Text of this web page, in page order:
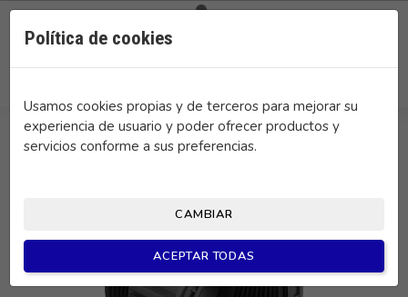
Política de cookies
Usamos cookies propias y de terceros para mejorar su
experiencia de usuario y poder ofrecer productos y
servicios conforme a sus preferencias.
CAMBIAR
ACEPTAR TODAS